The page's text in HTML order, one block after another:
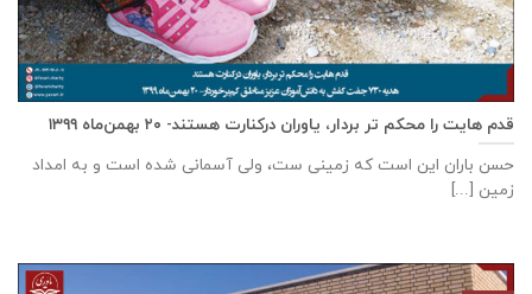
قدم هایت را محکم تر بردار، یاوران درکنارت هستند- ۲۰ بهمن‌ماه ۱۳۹۹
حسن باران این است که زمینی ست، ولی آسمانی شده است و به امداد
زمین [...]